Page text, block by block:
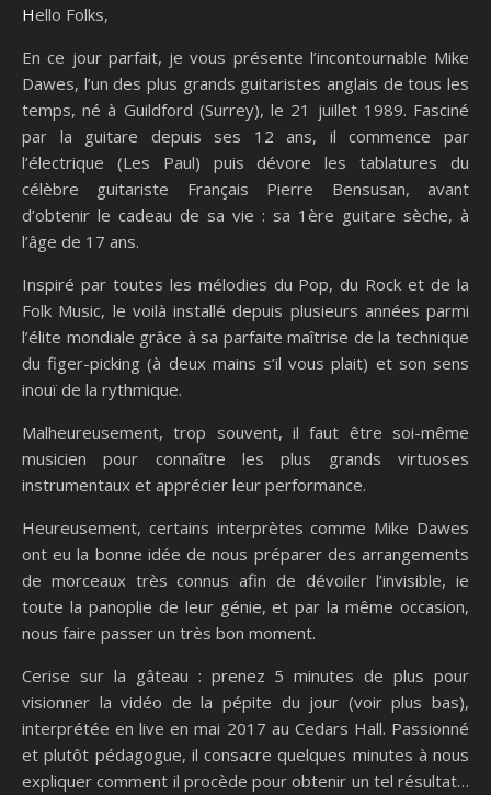
Hello Folks,
En ce jour parfait, je vous présente l’incontournable Mike
Dawes, l’un des plus grands guitaristes anglais de tous les
temps, né à Guildford (Surrey), le 21 juillet 1989. Fasciné
par la guitare depuis ses 12 ans, il commence par
l’électrique (Les Paul) puis dévore les tablatures du
célèbre guitariste Français Pierre Bensusan, avant
d’obtenir le cadeau de sa vie : sa 1ère guitare sèche, à
l’âge de 17 ans.
Inspiré par toutes les mélodies du Pop, du Rock et de la
Folk Music, le voilà installé depuis plusieurs années parmi
l’élite mondiale grâce à sa parfaite maîtrise de la technique
du figer-picking (à deux mains s’il vous plait) et son sens
inouï de la rythmique.
Malheureusement, trop souvent, il faut être soi-même
musicien pour connaître les plus grands virtuoses
instrumentaux et apprécier leur performance.
Heureusement, certains interprètes comme Mike Dawes
ont eu la bonne idée de nous préparer des arrangements
de morceaux très connus afin de dévoiler l’invisible, ie
toute la panoplie de leur génie, et par la même occasion,
nous faire passer un très bon moment.
Cerise sur la gâteau : prenez 5 minutes de plus pour
visionner la vidéo de la pépite du jour (voir plus bas),
interprétée en live en mai 2017 au Cedars Hall. Passionné
et plutôt pédagogue, il consacre quelques minutes à nous
expliquer comment il procède pour obtenir un tel résultat…